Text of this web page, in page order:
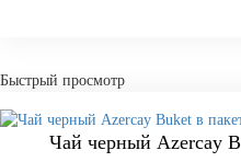
Быстрый просмотр
Чай черный Azercay